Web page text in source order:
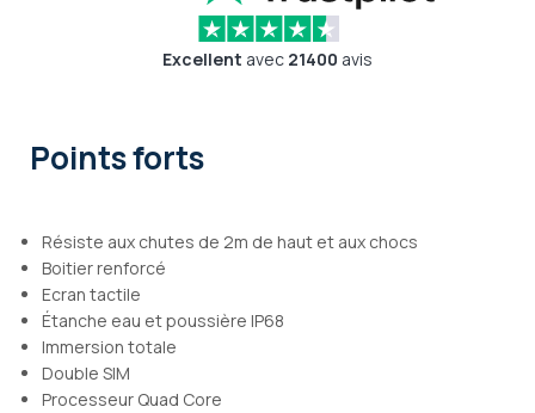
Excellent avec 21400 avis
Points forts
Résiste aux chutes de 2m de haut et aux chocs
Boitier renforcé
Ecran tactile
Étanche eau et poussière IP68
Immersion totale
Double SIM
Processeur Quad Core